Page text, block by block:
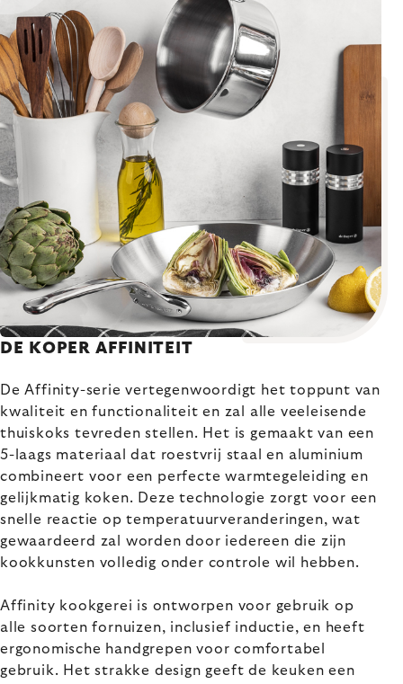
DE KOPER AFFINITEIT
De Affinity-serie vertegenwoordigt het toppunt van
kwaliteit en functionaliteit en zal alle veeleisende
thuiskoks tevreden stellen. Het is gemaakt van een
5-laags materiaal dat roestvrij staal en aluminium
combineert voor een perfecte warmtegeleiding en
gelijkmatig koken. Deze technologie zorgt voor een
snelle reactie op temperatuurveranderingen, wat
gewaardeerd zal worden door iedereen die zijn
kookkunsten volledig onder controle wil hebben.
Affinity kookgerei is ontworpen voor gebruik op
alle soorten fornuizen, inclusief inductie, en heeft
ergonomische handgrepen voor comfortabel
gebruik. Het strakke design geeft de keuken een